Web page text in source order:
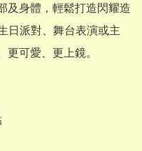
及身體，輕鬆打造閃耀造
日派對、舞台表演或主
可愛、更上鏡。